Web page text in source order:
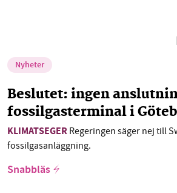
Nyheter
Beslutet: ingen
fossilgasterminal i
KLIMATSEGER Regeringen säger nej till
fossilgasanläggning.
Snabbläs